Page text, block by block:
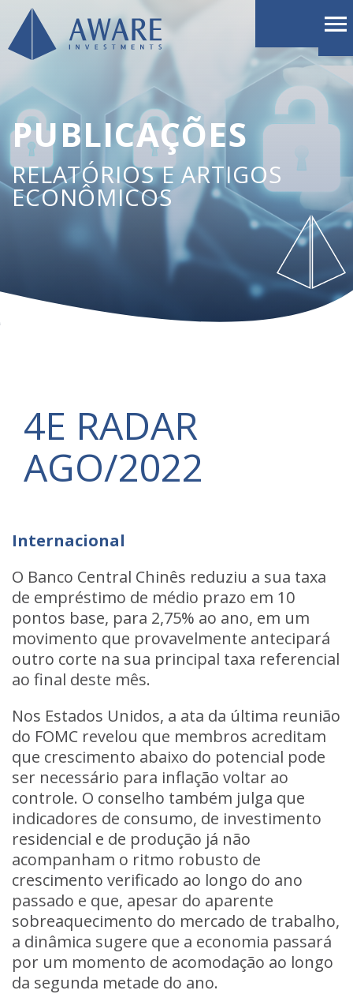
PUBLICAÇÕES
RELATÓRIOS E ARTIGOS
ECONÔMICOS
4E RADAR
AGO/2022
Internacional
O Banco Central Chinês reduziu a sua taxa
de empréstimo de médio prazo em 10
pontos base, para 2,75% ao ano, em um
movimento que provavelmente antecipará
outro corte na sua principal taxa referencial
ao final deste mês.
Nos Estados Unidos, a ata da última reunião
do FOMC revelou que membros acreditam
que crescimento abaixo do potencial pode
ser necessário para inflação voltar ao
controle. O conselho também julga que
indicadores de consumo, de investimento
residencial e de produção já não
acompanham o ritmo robusto de
crescimento verificado ao longo do ano
passado e que, apesar do aparente
sobreaquecimento do mercado de trabalho,
a dinâmica sugere que a economia passará
por um momento de acomodação ao longo
da segunda metade do ano.